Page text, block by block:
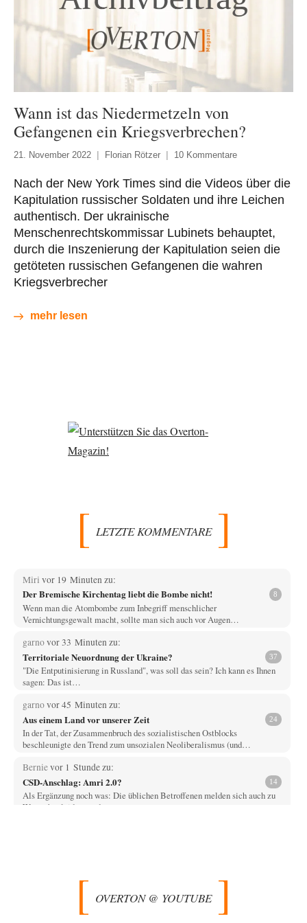
Wann ist das Niedermetzeln von
Gefangenen ein Kriegsverbrechen?
21. November 2022 Florian Rötzer 10 Kommentare
Nach der New York Times sind die Videos über die
Kapitulation russischer Soldaten und ihre Leichen
authentisch. Der ukrainische
Menschenrechtskommissar Lubinets behauptet,
durch die Inszenierung der Kapitulation seien die
getöteten russischen Gefangenen die wahren
Kriegsverbrecher
mehr lesen
LETZTE KOMMENTARE
Miri vor 19 Minuten zu:
Der Bremische Kirchentag liebt die Bombe nicht! 8
Wenn man die Atombombe zum Inbegriff menschlicher
Vernichtungsgewalt macht, sollte man sich auch vor Augen…
garnovor 33 Minuten zu:
Territoriale Neuordnung der Ukraine? 37
"Die Entputinisierung in Russland", was soll das sein? Ich kann es Ihnen
sagen: Das ist…
garnovor 45 Minuten zu:
Aus einem Land vor unserer Zeit 24
In der Tat, der Zusammenbruch des sozialistischen Ostblocks
beschleunigte den Trend zum unsozialen Neoliberalismus (und…
Bernievor 1 Stunde zu:
CSD-Anschlag: Amri 2.0? 14
Als Ergänzung noch was: Die üblichen Betroffenen melden sich auch zu
Wort, aber leider werden…
vor 2 Stunden zu:
Statt Dunkelflaute eher Hitze-Blackout wegen
Kühlwassermangel für Atomkraft
OVERTON @ YOUTUBE